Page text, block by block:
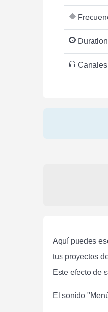
Duration
Canales
Aquí puedes
tus proyectos
Este efecto de
El sonido